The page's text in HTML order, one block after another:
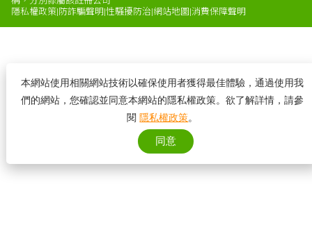
隱私權政策|防詐騙聲明|性騷擾防治|網站地圖 |消費保障聲明
本網站使用相關網站技術以確保使用者獲得最佳體驗，通過使用我
們的網站，您確認並同意本網站的隱私權政策。欲了解詳情，請參
閱隱私權政策。
同意